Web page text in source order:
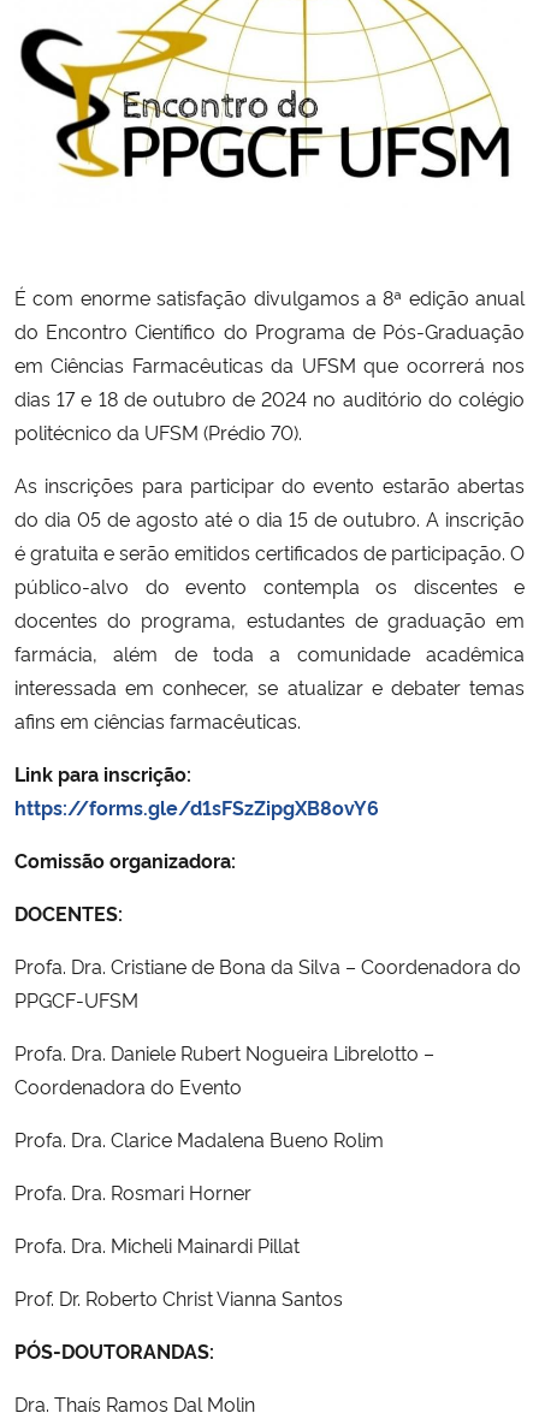
Ministério da Cidadania
Ministério da Saúde
Ministério de Minas e Energia
Ministério do Turismo
Ministério do Desenvolvimento Regional
Ministério da Mulher, da Família e dos Direitos Humanos
Secretaria-Geral
Secretaria de Governo
Gabinete de Segurança Institucional
Advocacia-Geral da União
Planalto
É com enorme satisfação divulgamos a 8ª edição anual
do Encontro Científico do Programa de Pós-Graduação
em Ciências Farmacêuticas da UFSM que ocorrerá nos
dias 17 e 18 de outubro de 2024 no auditório do colégio
politécnico da UFSM (Prédio 70).
As inscrições para participar do evento estarão abertas
do dia 05 de agosto até o dia 15 de outubro. A inscrição
é gratuita e serão emitidos certificados de participação. O
público-alvo do evento contempla os discentes e
docentes do programa, estudantes de graduação em
farmácia, além de toda a comunidade acadêmica
interessada em conhecer, se atualizar e debater temas
afins em ciências farmacêuticas.
Link para inscrição:
https://forms.gle/d1sFSzZipgXB8ovY6
Comissão organizadora:
DOCENTES:
Profa. Dra. Cristiane de Bona da Silva – Coordenadora do
PPGCF-UFSM
Profa. Dra. Daniele Rubert Nogueira Librelotto –
Coordenadora do Evento
Profa. Dra. Clarice Madalena Bueno Rolim
Profa. Dra. Rosmari Horner
Profa. Dra. Micheli Mainardi Pillat
Prof. Dr. Roberto Christ Vianna Santos
PÓS-DOUTORANDAS:
Dra. Thaís Ramos Dal Molin